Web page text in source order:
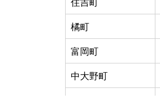
橘町
富岡町
中大野町